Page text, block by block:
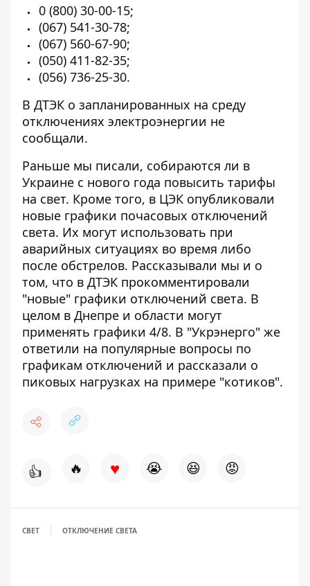
0 (800) 30-00-15;
(067) 541-30-78;
(067) 560-67-90;
(050) 411-82-35;
(056) 736-25-30.
В ДТЭК о запланированных на среду
отключениях электроэнергии не
сообщали.
Раньше мы писали, собираются ли в
Украине с нового года повысить тарифы
на свет. Кроме того, в ЦЭК опубликовали
новые графики почасовых отключений
света. Их могут использовать при
аварийных ситуациях во время либо
после обстрелов. Рассказывали мы и о
том, что в ДТЭК прокомментировали
"новые" графики отключений света. В
целом в Днепре и области могут
применять графики 4/8. В "Укрэнерго" же
ответили на популярные вопросы по
графикам отключений и рассказали о
пиковых нагрузках на примере "котиков".
👍 🔥 ♥ 😭 😆 😡
СВЕТ ОТКЛЮЧЕНИЕ СВЕТА